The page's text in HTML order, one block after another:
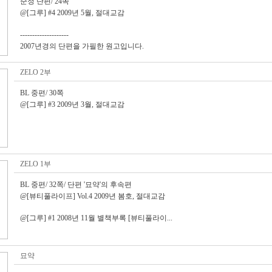
@[그루] #4 2009년 5월, 절대교감
--------------------
2007년경의 단편을 가필한 원고입니다.
ZELO 2부
BL 중편/ 30쪽
@[그루] #3 2009년 3월, 절대교감
ZELO 1부
BL 중편/ 32쪽/ 단편 '묘약'의 후속편
@[뷰티풀라이프] Vol.4 2009년 봄호, 절대교감
@[그루] #1 2008년 11월 별책부록 [뷰티풀라이...
묘약